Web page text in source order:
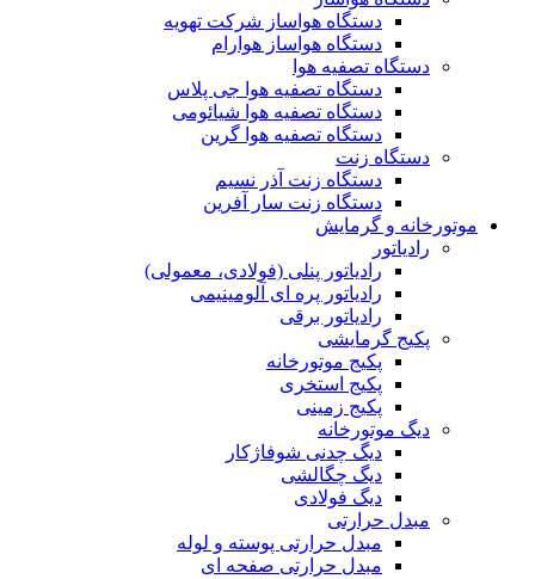
دستگاه هواساز شرکت تهویه
دستگاه هواساز هوارام
دستگاه تصفیه هوا
دستگاه تصفیه هوا جی پلاس
دستگاه تصفیه هوا شیائومی
دستگاه تصفیه هوا گرین
دستگاه زنت
دستگاه زنت آذر نسیم
دستگاه زنت سار آفرین
موتورخانه و گرمایش
رادیاتور
رادیاتور پنلی (فولادی، معمولی)
رادیاتور پره ای آلومینیمی
رادیاتور برقی
پکیج گرمایشی
پکیج موتورخانه
پکیج استخری
پکیج زمینی
دیگ موتورخانه
دیگ چدنی شوفاژکار
دیگ چگالشی
دیگ فولادی
مبدل حرارتی
مبدل حرارتی پوسته و لوله
مبدل حرارتی صفحه ای